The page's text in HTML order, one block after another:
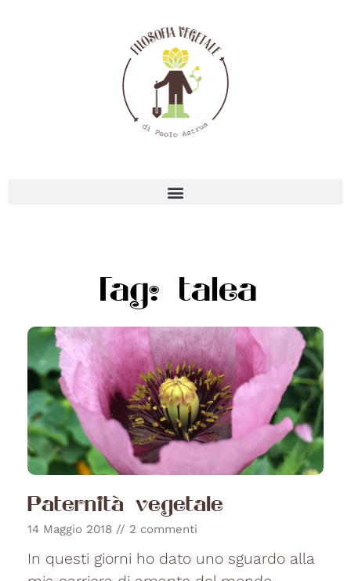
Tag: talea
Paternità vegetale
14 Maggio 2018 2 commenti
In questi giorni ho dato uno sguardo alla